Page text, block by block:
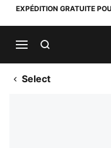
EXPÉDITION GRATUITE
Select